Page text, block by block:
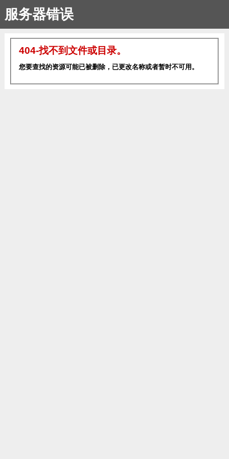
服务器错误
404-找不到文件或目录。
您要查找的资源可能已被删除，已更改名称或者暂时不可用。